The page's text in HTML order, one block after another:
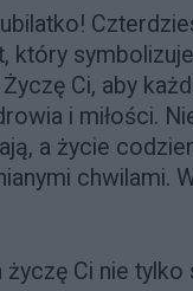
który
Ci, aby
i miłości.
a życie
chwilami.
Ci nie tylko